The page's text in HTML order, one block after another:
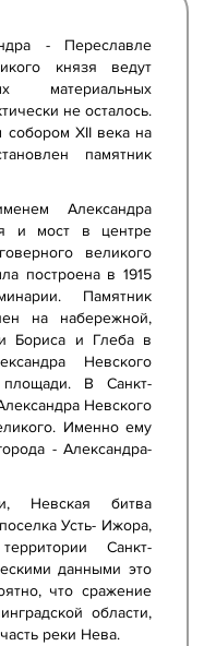
- Переславле
князя ведут
материальных
не осталось.
XII века на
памятник
Александра
и мост в центре
великого
построена в 1915
Памятник
на набережной,
Бориса и Глеба в
Невского
площади. В Санкт-
Невского
Именно ему
- Александра-
Невская битва
Усть- Ижора,
Санкт-
данными это
что сражение
области,
реки Нева.